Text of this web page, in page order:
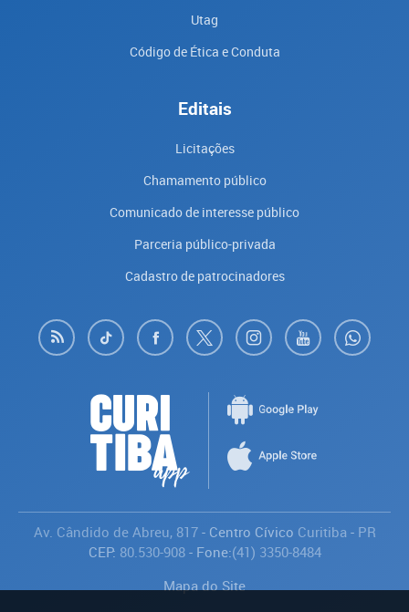
Utag
Código de Ética e Conduta
Editais
Licitações
Chamamento público
Comunicado de interesse público
Parceria público-privada
Cadastro de patrocinadores
Av. Cândido de Abreu, 817- Centro Cívico Curitiba- PR
CEP: 80.530-908- Fone:(41) 3350-8484
Mapa do Site